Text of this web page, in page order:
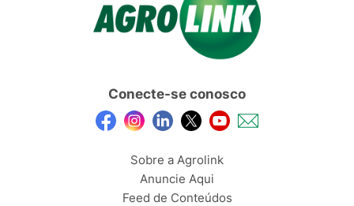
Conecte-se conosco
Sobre a Agrolink
Anuncie Aqui
Feed de Conteúdos